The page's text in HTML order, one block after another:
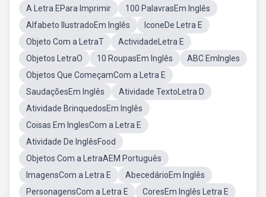
A Letra EPara Imprimir
100 PalavrasEm Inglês
Alfabeto IlustradoEm Inglês
IconeDe Letra E
Objeto Com a LetraT
ActividadeLetra E
Objetos LetraO
10 RoupasEm Inglês
ABC EmIngles
Objetos Que ComeçamCom a Letra E
SaudaçõesEm Inglês
Atividade TextoLetra D
Atividade BrinquedosEm Inglês
Coisas Em InglesCom a Letra E
Atividade De InglêsFood
Objetos Com a LetraAEM Português
ImagensCom a Letra E
AbecedárioEm Inglês
PersonagensCom a Letra E
CoresEm Inglês Letra E